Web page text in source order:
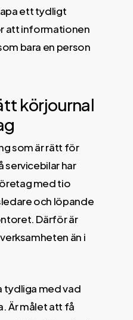
ett tydligt
att informationen
bara en person
körjournal
som är rätt för
servicebilar har
med tio
och löpande
Därför är
än i
tydliga med vad
Är målet att få